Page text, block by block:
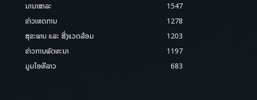
ນານາສາລະ
1547
ຂ່າວເຫດການ
1278
ສຸຂະພາບ ແລະ ສີ່ງແວດລ້ອມ
1203
ຂ່າວການພັດທະນາ
1197
ມູມໄອທີລາວ
683